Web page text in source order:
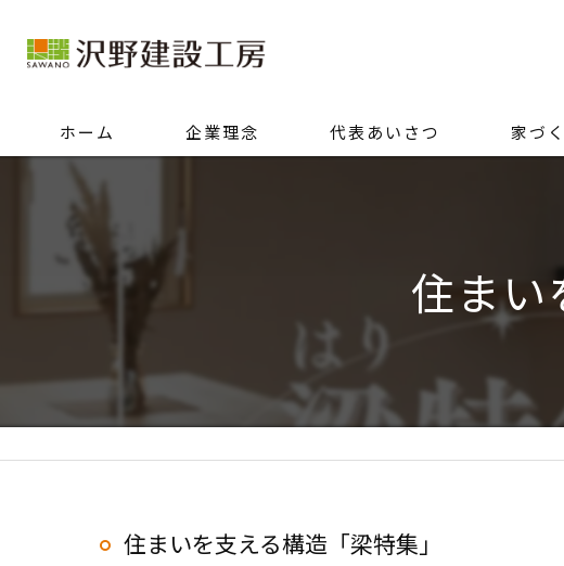
ホーム 企業理念 代表あいさつ 家づ
住まい
住まいを支える構造「梁特集」